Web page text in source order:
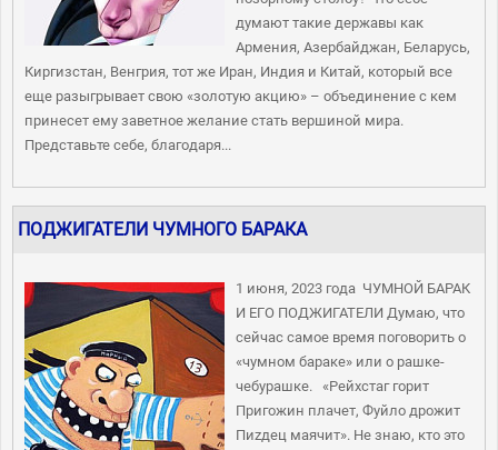
думают такие державы как
Армения, Азербайджан, Беларусь,
Киргизстан, Венгрия, тот же Иран, Индия и Китай, который все
еще разыгрывает свою «золотую акцию» – объединение с кем
принесет ему заветное желание стать вершиной мира.
Представьте себе, благодаря...
ПОДЖИГАТЕЛИ ЧУМНОГО БАРАКА
1 июня, 2023 года ЧУМНОЙ БАРАК
И ЕГО ПОДЖИГАТЕЛИ Думаю, что
сейчас самое время поговорить о
«чумном бараке» или о рашке-
чебурашке. «Рейхстаг горит
Пригожин плачет, Фуйло дрожит
Пиzдец маячит». Не знаю, кто это